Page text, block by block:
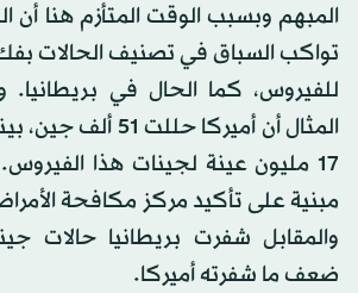
المبهم وبسبب الوقت المتأزم هنا أن
تواكب السباق في تصنيف الحالات
للفيروس، كما الحال في
المثال أن أميركا
17 مليون عينة لجينات هذا
ضعف ما شفرته أميركا.